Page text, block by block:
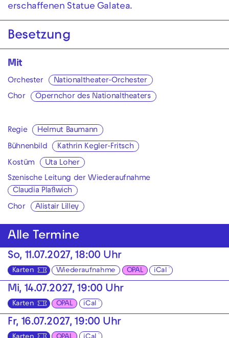
erschaffenen Statue Galatea.
Besetzung
Mit
Orchester Nationaltheater-Orchester
Chor Opernchor des Nationaltheaters
Regie Helmut Baumann
Bühnenbild Kathrin Kegler-Fritsch
Kostüm Uta Loher
Szenische Leitung der Wiederaufnahme
Claudia Plaßwich
Chor Alistair Lilley
Alle Termine
So, 11.07.2027, 18:00 Uhr
Karten Wiederaufnahme OPAL iCal
Mi, 14.07.2027, 19:00 Uhr
Karten OPAL iCal
Fr, 16.07.2027, 19:00 Uhr